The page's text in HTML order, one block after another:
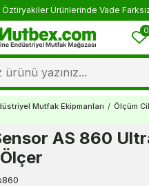
Öztiryakiler Ürünlerinde Vade
0
Mutfak Ekipmanları / Ölçüm
AS 860
Ölçer